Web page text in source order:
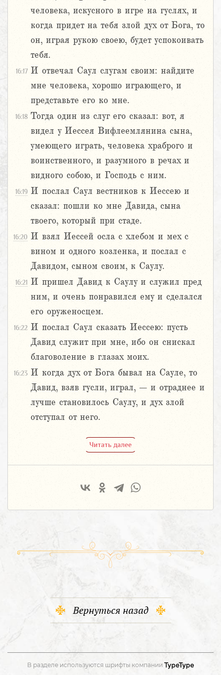
человека, искусного в игре на гуслях, и
когда придет на тебя злой дух от Бога, то
он, играя рукою своею, будет успокоивать
тебя.
16:17 И отвечал Саул слугам своим: найдите
мне человека, хорошо играющего, и
представьте его ко мне.
16:18 Тогда один из слуг его сказал: вот, я
видел у Иессея Вифлеемлянина сына,
умеющего играть, человека храброго и
воинственного, и разумного в речах и
видного собою, и Господь с ним.
16:19 И послал Саул вестников к Иессею и
сказал: пошли ко мне Давида, сына
твоего, который при стаде.
16:20 И взял Иессей осла с хлебом и мех с
вином и одного козленка, и послал с
Давидом, сыном своим, к Саулу.
16:21 И пришел Давид к Саулу и служил пред
ним, и очень понравился ему и сделался
его оруженосцем.
16:22 И послал Саул сказать Иессею: пусть
Давид служит при мне, ибо он снискал
благоволение в глазах моих.
16:23 И когда дух от Бога бывал на Сауле, то
Давид, взяв гусли, играл, – и отраднее и
лучше становилось Саулу, и дух злой
отступал от него.
Читать далее
Вернуться назад
В разделе используются шрифты компании